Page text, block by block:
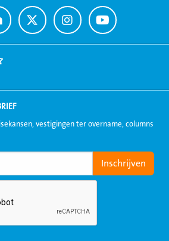
Ga
naar
Twitter
Ga
naar
Instagram
Ga
naar
Youtube
vestigingen ter overname, columns